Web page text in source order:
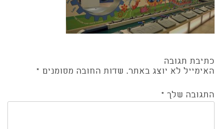
כתיבת תגובה
האימייל לא יוצג באתר. שדות החובה מסומנים *
התגובה שלך *